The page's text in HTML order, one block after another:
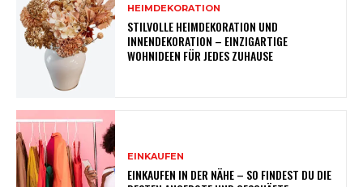
HEIMDEKORATION
STILVOLLE HEIMDEKORATION UND
INNENDEKORATION – EINZIGARTIGE
WOHNIDEEN FÜR JEDES ZUHAUSE
EINKAUFEN
EINKAUFEN IN DER NÄHE – SO FINDEST DU DIE